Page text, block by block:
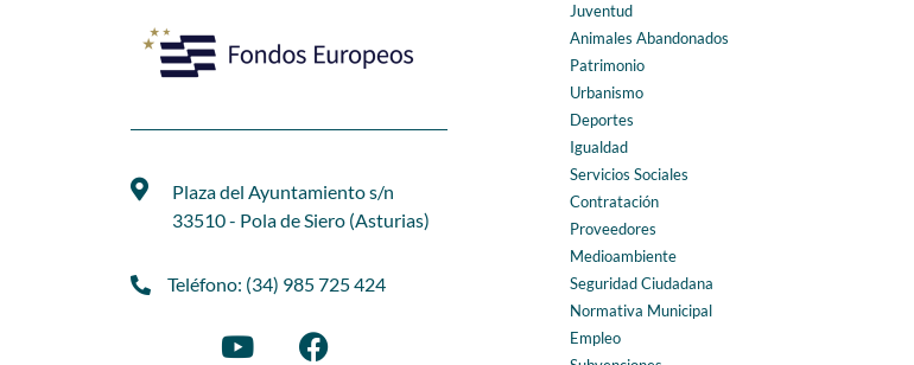
Plaza del Ayuntamiento s/n
33510 - Pola de Siero (Asturias)
Teléfono: (34) 985 725 424
Juventud
Animales Abandonados
Patrimonio
Urbanismo
Deportes
Igualdad
Servicios Sociales
Contratación
Proveedores
Medioambiente
Seguridad Ciudadana
Normativa Municipal
Empleo